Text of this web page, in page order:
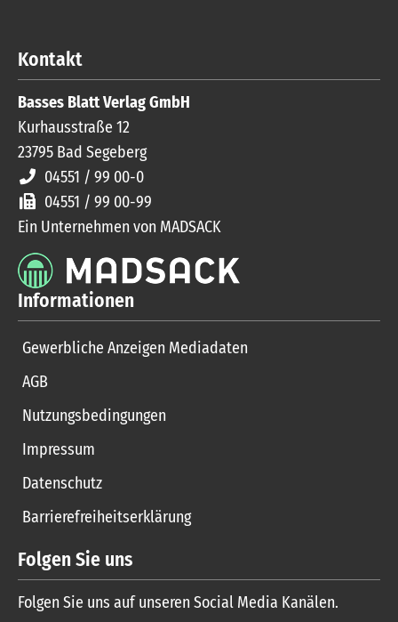
Kontakt
Basses Blatt Verlag GmbH
Kurhausstraße 12
23795 Bad Segeberg
04551 / 99 00-0
04551 / 99 00-99
Ein Unternehmen von MADSACK
Informationen
Gewerbliche Anzeigen Mediadaten
AGB
Nutzungsbedingungen
Impressum
Datenschutz
Barrierefreiheitserklärung
Folgen Sie uns
Folgen Sie uns auf unseren Social Media Kanälen.